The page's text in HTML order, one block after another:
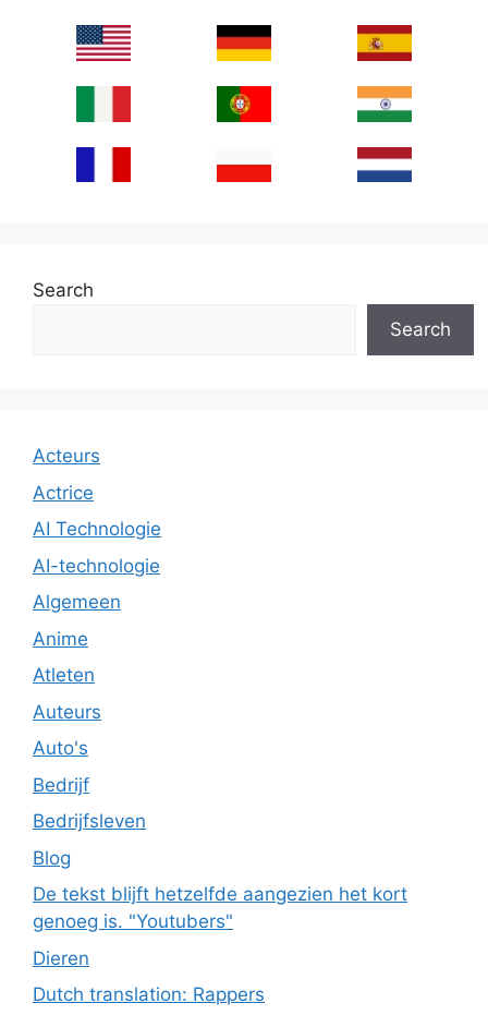
Search
Search
Acteurs
Actrice
AI Technologie
AI-technologie
Algemeen
Anime
Atleten
Auteurs
Auto's
Bedrijf
Bedrijfsleven
Blog
De tekst blijft hetzelfde aangezien het kort
genoeg is. "Youtubers"
Dieren
Dutch translation: Rappers